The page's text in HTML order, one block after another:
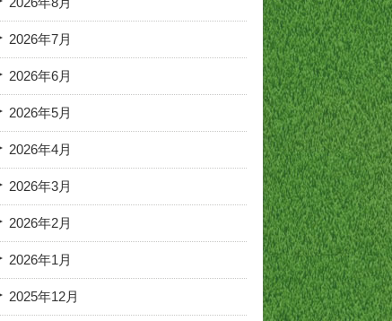
2026年7月
2026年6月
2026年5月
2026年4月
2026年3月
2026年2月
2026年1月
2025年12月